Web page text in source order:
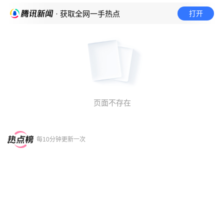
· 获取全网一手热点 打开
页面不存在
每10分钟更新一次